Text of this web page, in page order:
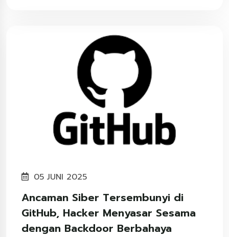
05 JUNI 2025
Ancaman Siber Tersembunyi di
GitHub, Hacker Menyasar Sesama
dengan Backdoor Berbahaya